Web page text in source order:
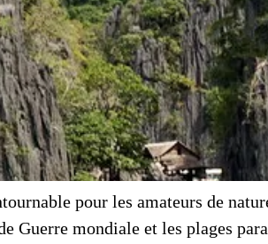
pour les amateurs de
Guerre mondiale et les plages